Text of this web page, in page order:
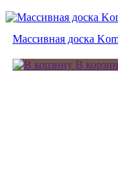
Массивная доска
В